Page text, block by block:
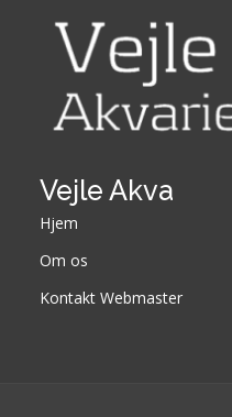
Vejle Akva
Hjem
Om os
Kontakt Webmaster